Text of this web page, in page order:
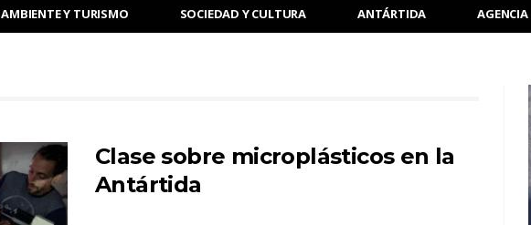
AMBIENTE Y TURISMO SOCIEDAD Y CULTURA ANTÁRTIDA AGENCIA
Clase sobre microplásticos en la
Antártida